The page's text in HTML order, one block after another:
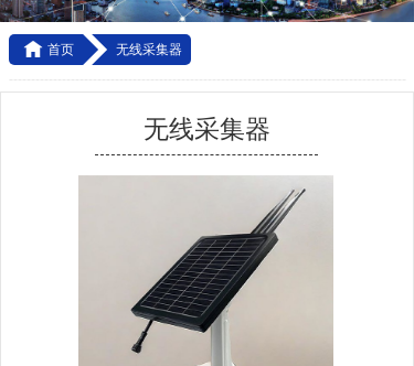
技
 首页
无线采集器
------------------------------------------------------------------------------------------
无线采集器